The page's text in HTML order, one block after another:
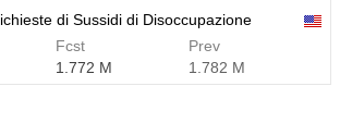
di Sussidi di Disoccupazione
Fcst
1.772 M
Prev
1.782 M